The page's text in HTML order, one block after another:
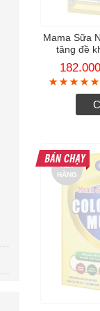
Mama Sữa
tăng đề
182.000
HẾT
HÀNG